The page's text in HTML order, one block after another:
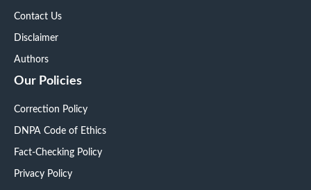
Contact Us
Disclaimer
Authors
Our Policies
Correction Policy
DNPA Code of Ethics
Fact-Checking Policy
Privacy Policy